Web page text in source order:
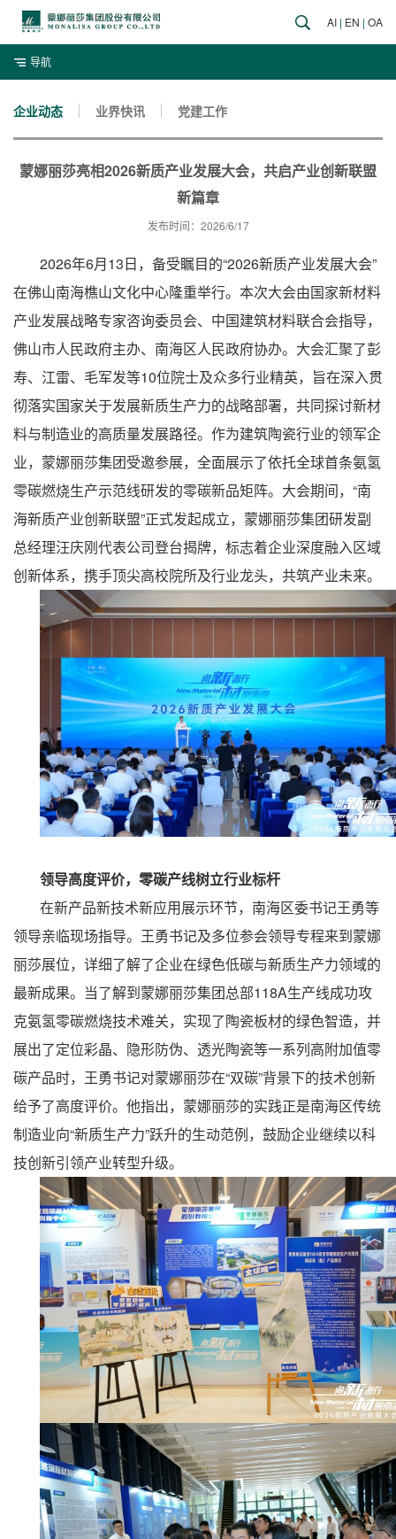
AI | EN | OA
导航
企业动态 业界快讯 党建工作
蒙娜丽莎亮相2026新质产业发展大会，共启产业创新联盟
新篇章
发布时间：2026/6/17
2026年6月13日，备受瞩目的“2026新质产业发展大会”
在佛山南海樵山文化中心隆重举行。本次大会由国家新材料
产业发展战略专家咨询委员会、中国建筑材料联合会指导，
佛山市人民政府主办、南海区人民政府协办。大会汇聚了彭
寿、江雷、毛军发等10位院士及众多行业精英，旨在深入贯
彻落实国家关于发展新质生产力的战略部署，共同探讨新材
料与制造业的高质量发展路径。作为建筑陶瓷行业的领军企
业，蒙娜丽莎集团受邀参展，全面展示了依托全球首条氨氢
零碳燃烧生产示范线研发的零碳新品矩阵。大会期间，“南
海新质产业创新联盟”正式发起成立，蒙娜丽莎集团研发副
总经理汪庆刚代表公司登台揭牌，标志着企业深度融入区域
创新体系，携手顶尖高校院所及行业龙头，共筑产业未来。
领导高度评价，零碳产线树立行业标杆
在新产品新技术新应用展示环节，南海区委书记王勇等
领导亲临现场指导。王勇书记及多位参会领导专程来到蒙娜
丽莎展位，详细了解了企业在绿色低碳与新质生产力领域的
最新成果。当了解到蒙娜丽莎集团总部118A生产线成功攻
克氨氢零碳燃烧技术难关，实现了陶瓷板材的绿色智造，并
展出了定位彩晶、隐形防伪、透光陶瓷等一系列高附加值零
碳产品时，王勇书记对蒙娜丽莎在“双碳”背景下的技术创新
给予了高度评价。他指出，蒙娜丽莎的实践正是南海区传统
制造业向“新质生产力”跃升的生动范例，鼓励企业继续以科
技创新引领产业转型升级。